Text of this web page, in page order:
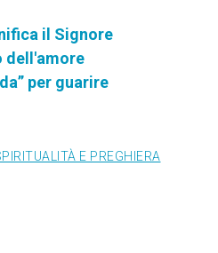
il Signore
dell'amore
per guarire
E PREGHIERA